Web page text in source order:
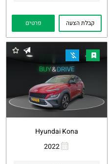
קבלת הצעה פרטים
Hyundai Kona
2022
Whatsapp